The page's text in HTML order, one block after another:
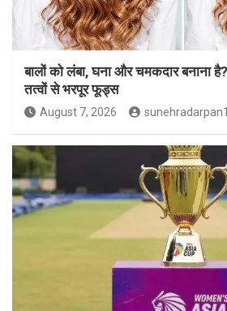
बालों को लंबा, घना और चमकदार बनाना
तत्वों से भरपूर फूड्स
August 7, 2026